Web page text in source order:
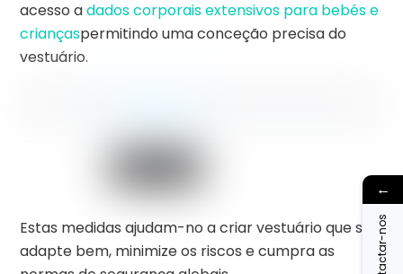
acesso adados corporais extensivos para bebés e
criançaspermitindo uma conceção precisa do
vestuário.
Estas medidas ajudam-no a criar vestuário que se
adapte bem, minimize os riscos e cumpra as
←
Contactar-nos